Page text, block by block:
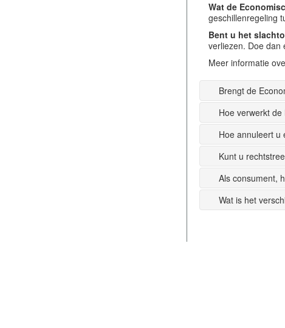
Wat de
geschillenregeling
Bent u het
verliezen. Doe dan
Meer informatie
Brengt de
Hoe verwerkt
Hoe annuleert u
Kunt u
Als consument,
Wat is het